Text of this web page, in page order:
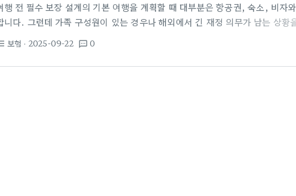
행 전 필수 보장 설계의 기본 여행을 계획할 때 대부분은 항공권, 숙소, 비자
니다. 그런데 가족 구성원이 있는 경우나 해외에서 긴 재정 의무가 남는 상황
대비할 수 있는 가장 확실한 방법은 보장가액이 명확한 정기보험의 구조를 이해
정 기간 동안 일정 금액의 사망 또는 생존급 보장을 제공합니다. 해외에서의
보험 · 2025-09-22 textsms 0